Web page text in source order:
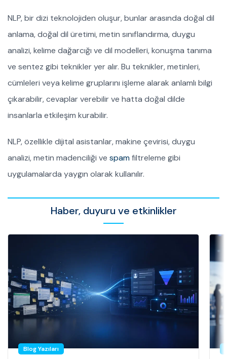
NLP, bir dizi teknolojiden oluşur, bunlar arasında doğal dil
anlama, doğal dil üretimi, metin sınıflandırma, duygu
analizi, kelime dağarcığı ve dil modelleri, konuşma tanıma
ve sentez gibi teknikler yer alır. Bu teknikler, metinleri,
cümleleri veya kelime gruplarını işleme alarak anlamlı bilgi
çıkarabilir, cevaplar verebilir ve hatta doğal dilde
insanlarla etkileşim kurabilir.
NLP, özellikle dijital asistanlar, makine çevirisi, duygu
analizi, metin madenciliği ve spamfiltreleme gibi
uygulamalarda yaygın olarak kullanılır.
Haber, duyuru ve etkinlikler
Blog Yazıları